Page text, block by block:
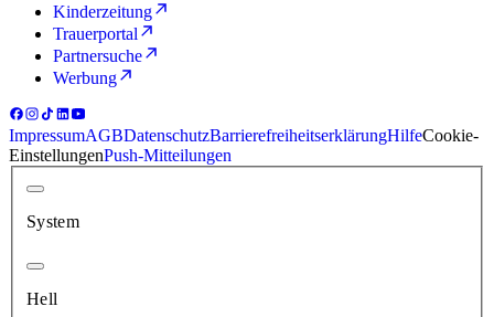
Kinderzeitung
Trauerportal
Partnersuche
Werbung
ImpressumAGBDatenschutzBarrierefreiheitserklärungHilfeCookie-
EinstellungenPush-Mitteilungen
System
Hell